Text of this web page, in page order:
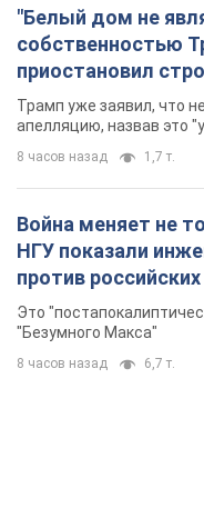
"Белый дом не
собственностью
приостановил
бального зала
долларов
Трамп уже заявил, что
апелляцию, назвав это
8 часов назад 1,7 т.
Война меняет не
НГУ показали
против
Фото
Это
"Безумного Макса"
8 часов назад 6,7 т.